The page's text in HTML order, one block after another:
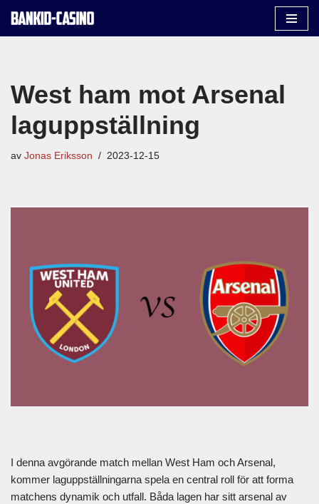
Hoppa
West ham mot Arsenal
laguppställning
av Jonas Eriksson 2023-12-15
I denna avgörande match mellan West Ham och Arsenal,
kommer laguppställningarna spela en central roll för att forma
matchens dynamik och utfall. Båda lagen har sitt arsenal av